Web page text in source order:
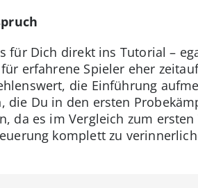
für Dich direkt ins Tutorial –
für erfahrene Spieler eher
die Einführung
die Du in den ersten
da es im Vergleich zum
komplett zu